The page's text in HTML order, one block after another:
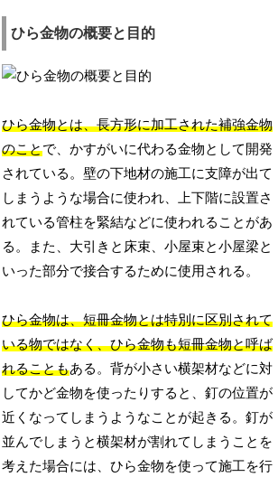
ひら金物の概要と目的
ひら金物とは、長方形に加工された補強金物
のことで、かすがいに代わる金物として開発
されている。壁の下地材の施工に支障が出て
しまうような場合に使われ、上下階に設置さ
れている管柱を緊結などに使われることがあ
る。また、大引きと床束、小屋束と小屋梁と
いった部分で接合するために使用される。
ひら金物は、短冊金物とは特別に区別されて
いる物ではなく、ひら金物も短冊金物と呼ば
れることもある。背が小さい横架材などに対
してかど金物を使ったりすると、釘の位置が
近くなってしまうようなことが起きる。釘が
並んでしまうと横架材が割れてしまうことを
考えた場合には、ひら金物を使って施工を行